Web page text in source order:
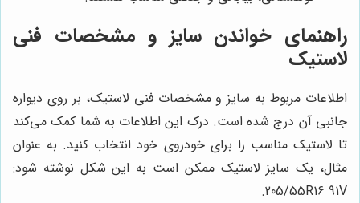
راهنمای خواندن سایز و مشخصات فنی
لاستیک
اطلاعات مربوط به سایز و مشخصات فنی لاستیک، بر روی دیواره
جانبی آن درج شده است. درک این اطلاعات به شما کمک می‌کند
تا لاستیک مناسب را برای خودروی خود انتخاب کنید. به عنوان
مثال، یک سایز لاستیک ممکن است به این شکل نوشته شود:
205/55R16 91V.